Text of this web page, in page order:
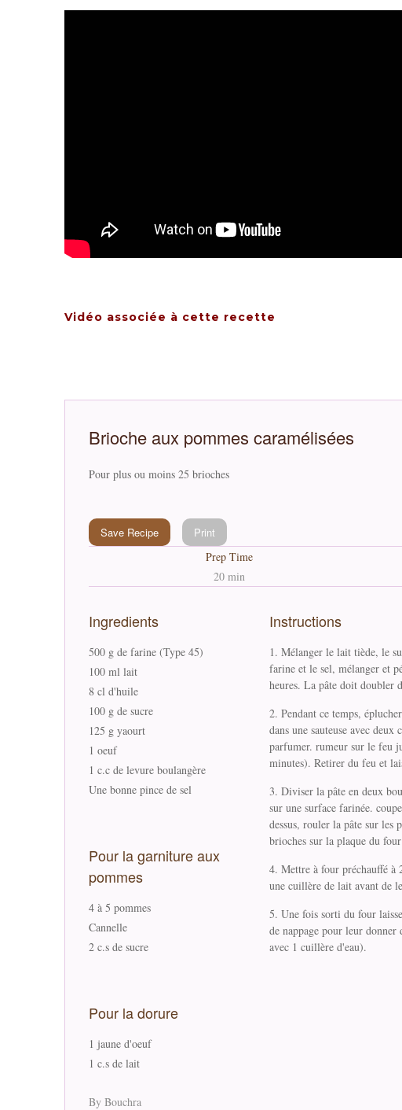
Vidéo associée à cette recette
Brioche aux pommes caramélisées
Pour plus ou moins 25 brioches
Save Recipe
Print
Prep Time
20 min
Ingredients
500 g de farine (Type 45)
100 ml lait
8 cl d'huile
100 g de sucre
125 g yaourt
1 oeuf
1 c.c de levure boulangère
Une bonne pince de sel
Pour la garniture aux
pommes
4 à 5 pommes
Cannelle
2 c.s de sucre
Pour la dorure
1 jaune d'oeuf
1 c.s de lait
Instructions
Mélanger le lait tiède, le
farine et le sel, mélanger et
heures. La pâte doit doubler
Pendant ce temps,
dans une sauteuse avec
parfumer. rumeur sur le feu
minutes). Retirer du feu et
Diviser la pâte en deux
sur une surface farinée.
dessus, rouler la pâte sur les
brioches sur la plaque du
Mettre à four préchauffé à
une cuillère de lait avant de
Une fois sorti du four
de nappage pour leur
avec 1 cuillère d'eau).
By Bouchra